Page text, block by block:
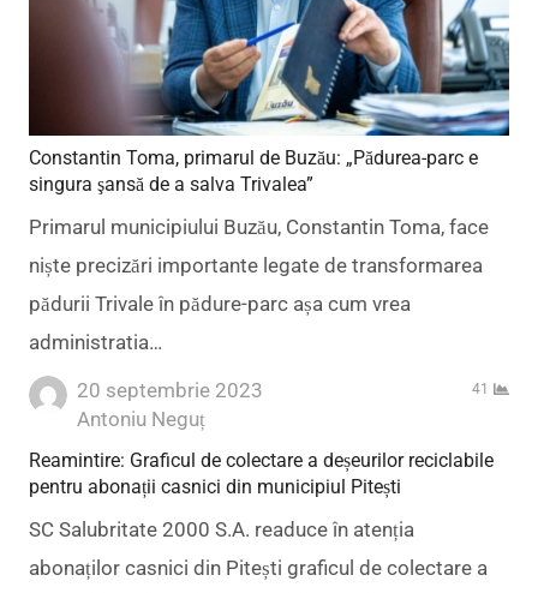
Constantin Toma, primarul de Buzău: „Pădurea-parc e
singura şansă de a salva Trivalea”
Primarul municipiului Buzău, Constantin Toma, face
niște precizări importante legate de transformarea
pădurii Trivale în pădure-parc așa cum vrea
administratia…
20 septembrie 2023
Author
Antoniu Neguț
41
Reamintire: Graficul de colectare a deșeurilor reciclabile
pentru abonații casnici din municipiul Pitești
SC Salubritate 2000 S.A. readuce în atenția
abonaților casnici din Pitești graficul de colectare a